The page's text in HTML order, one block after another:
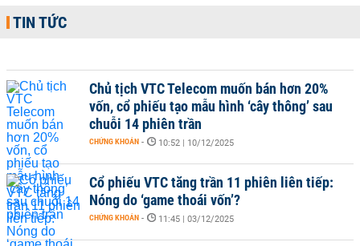
TIN TỨC
Chủ tịch VTC Telecom muốn bán hơn 20%
vốn, cổ phiếu tạo mẫu hình ‘cây thông’ sau
chuỗi 14 phiên trần
CHỨNG KHOÁN - 10:52 | 10/12/2025
Cổ phiếu VTC tăng trần 11 phiên liên tiếp:
Nóng do ‘game thoái vốn’?
CHỨNG KHOÁN - 11:45 | 03/12/2025